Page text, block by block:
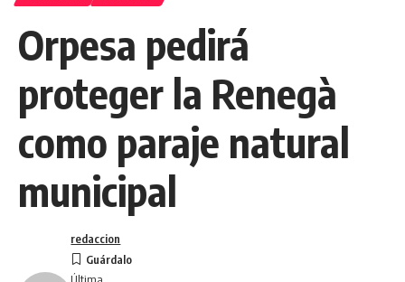
Orpesa pedirá
proteger la Renegà
como paraje natural
municipal
redaccion